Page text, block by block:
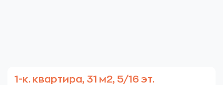
1-к. квартира, 31 м2, 5/16 эт.